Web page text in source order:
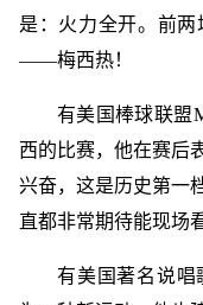
是：火力全开。前
——梅西热！
有美国棒球联盟
西的比赛，他在赛后
兴奋，这是历史第一
直都非常期待能现场
有美国著名说唱